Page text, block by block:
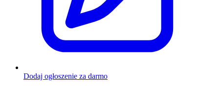
Dodaj ogłoszenie za darmo